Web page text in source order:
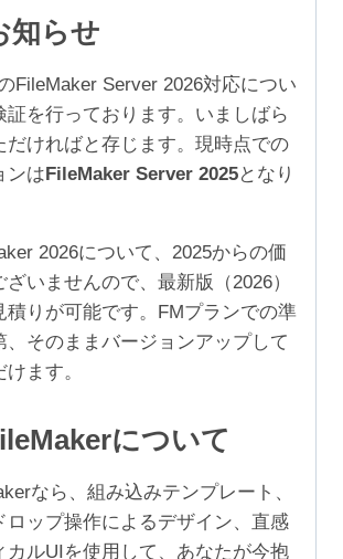
知らせ
FileMaker Server 2026対応につい
証を行っております。いましばら
だければと存じます。現時点での
ンは FileMaker Server 2025となり
2026について、2025からの価
いませんので、最新版（2026）
積りが可能です。FMプランでの準
、そのままバージョンアップして
ます。
について
なら、組み込みテンプレート、
ロップ操作によるデザイン、直感
カルUIを使用して、あなたが今抱